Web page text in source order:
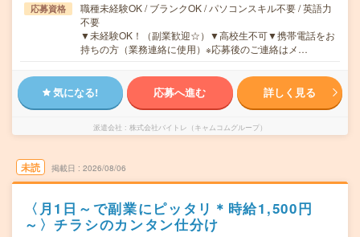
応募資格
職種未経験OK / ブランクOK / パソコンスキル不要 / 英語力
不要
▼未経験OK！（副業歓迎☆）▼高校生不可▼携帯電話をお
持ちの方（業務連絡に使用）※応募後のご連絡はメ…
気になる! 応募へ進む 詳しく見る
派遣会社 株式会社バイトレ（キャムコムグループ）
未読 掲載日 2026/08/06
〈月1日～で副業にピッタリ＊時給1,500円
～〉チラシのカンタン仕分け